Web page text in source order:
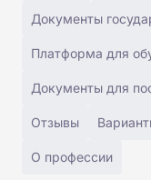
Документы
Платформа для
Документы для
Отзывы
О профессии